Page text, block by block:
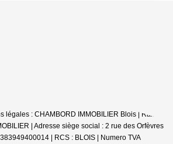
légales : CHAMBORD IMMOBILIER Blois | Raison
| Adresse siège social : 2 rue des Orfèvres
| RCS : BLOIS | Numero TVA